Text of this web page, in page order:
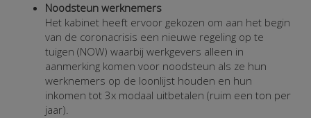
Noodsteun werknemers
Het kabinet heeft ervoor gekozen om aan het begin
van de coronacrisis een nieuwe regeling op te
tuigen (NOW) waarbij werkgevers alleen in
aanmerking komen voor noodsteun als ze hun
werknemers op de loonlijst houden en hun
inkomen tot 3x modaal uitbetalen (ruim een ton per
jaar).